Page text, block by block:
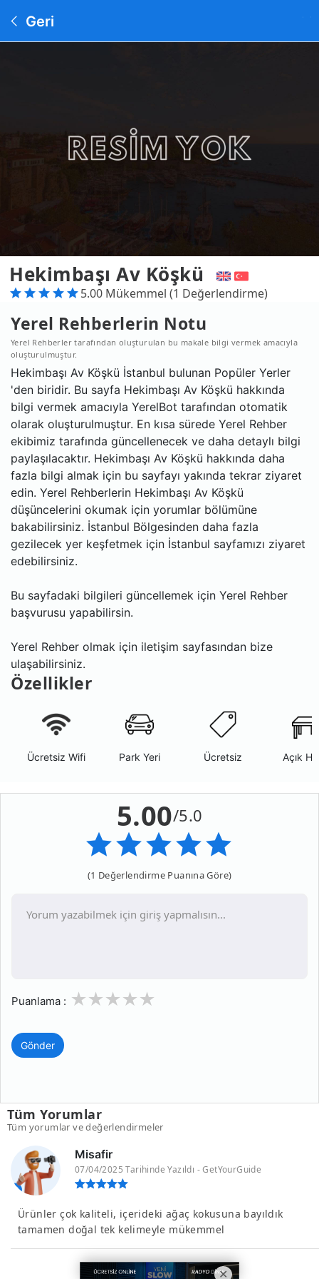
Geri
Hekimbaşı Av Köşkü
5.00 Mükemmel (1 Değerlendirme)
Yerel Rehberlerin Notu
Yerel Rehberler tarafından oluşturulan bu makale bilgi vermek amacıyla
oluşturulmuştur.
Hekimbaşı Av Köşkü İstanbul bulunan Popüler Yerler
'den biridir. Bu sayfa Hekimbaşı Av Köşkü hakkında
bilgi vermek amacıyla YerelBot tarafından otomatik
olarak oluşturulmuştur. En kısa sürede Yerel Rehber
ekibimiz tarafında güncellenecek ve daha detaylı bilgi
paylaşılacaktır. Hekimbaşı Av Köşkü hakkında daha
fazla bilgi almak için bu sayfayı yakında tekrar ziyaret
edin. Yerel Rehberlerin Hekimbaşı Av Köşkü
düşüncelerini okumak için yorumlar bölümüne
bakabilirsiniz. İstanbul Bölgesinden daha fazla
gezilecek yer keşfetmek için İstanbul sayfamızı ziyaret
edebilirsiniz.
Bu sayfadaki bilgileri güncellemek için Yerel Rehber
başvurusu yapabilirsin.
Yerel Rehber olmak için iletişim sayfasından bize
ulaşabilirsiniz.
Özellikler
Ücretsiz Wifi Park Yeri Ücretsiz Açık
5.00/5.0
(1 Değerlendirme Puanına Göre)
Puanlama : 3
2
1
Gönder
Tüm Yorumlar
Tüm yorumlar ve değerlendirmeler
Misafir
07/04/2025 Tarihinde Yazıldı - GetYourGuide
Ürünler çok kaliteli, içerideki ağaç kokusuna bayıldık
tamamen doğal tek kelimeyle mükemmel